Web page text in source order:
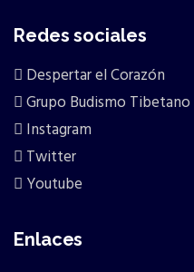
Redes sociales
Despertar el Corazón
Grupo Budismo Tibetano
Instagram
Twitter
Youtube
Enlaces